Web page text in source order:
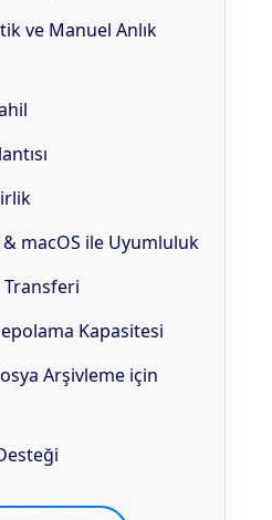
ve Manuel Anlık
macOS ile Uyumluluk
Kapasitesi
Arşivleme için